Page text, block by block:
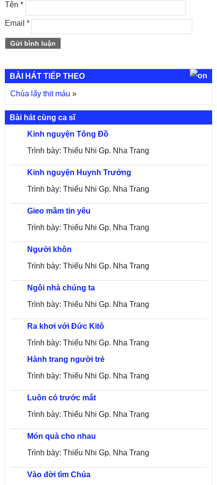
Tên *
Email *
BÀI HÁT TIẾP THEO
Chúa lấy thịt máu »
Bài hát cùng ca sĩ
Kinh nguyện Tông Đồ
Trình bày: Thiếu Nhi Gp. Nha Trang
Kinh nguyện Huynh Trưởng
Trình bày: Thiếu Nhi Gp. Nha Trang
Gieo mầm tin yêu
Trình bày: Thiếu Nhi Gp. Nha Trang
Người khôn
Trình bày: Thiếu Nhi Gp. Nha Trang
Ngôi nhà chúng ta
Trình bày: Thiếu Nhi Gp. Nha Trang
Ra khơi với Đức Kitô
Trình bày: Thiếu Nhi Gp. Nha Trang
Hành trang người trẻ
Trình bày: Thiếu Nhi Gp. Nha Trang
Luôn có trước mắt
Trình bày: Thiếu Nhi Gp. Nha Trang
Món quà cho nhau
Trình bày: Thiếu Nhi Gp. Nha Trang
Vào đời tìm Chúa